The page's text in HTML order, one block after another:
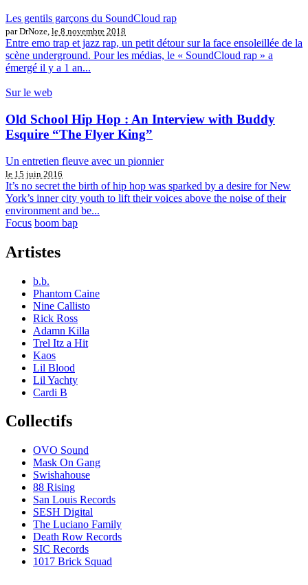
Les gentils garçons du SoundCloud rap
par DrNoze, le 8 novembre 2018
Entre emo trap et jazz rap, un petit détour sur la face ensoleillée de la
scène underground. Pour les médias, le « SoundCloud rap » a
émergé il y a 1 an...
Sur le web
Old School Hip Hop : An Interview with Buddy
Esquire “The Flyer King”
Un entretien fleuve avec un pionnier
le 15 juin 2016
It’s no secret the birth of hip hop was sparked by a desire for New
York’s inner city youth to lift their voices above the noise of their
environment and be...
Focus boom bap
Artistes
b.b.
Phantom Caine
Nine Callisto
Rick Ross
Adamn Killa
Trel Itz a Hit
Kaos
Lil Blood
Lil Yachty
Cardi B
Collectifs
OVO Sound
Mask On Gang
Swishahouse
88 Rising
San Louis Records
SESH Digital
The Luciano Family
Death Row Records
SIC Records
1017 Brick Squad